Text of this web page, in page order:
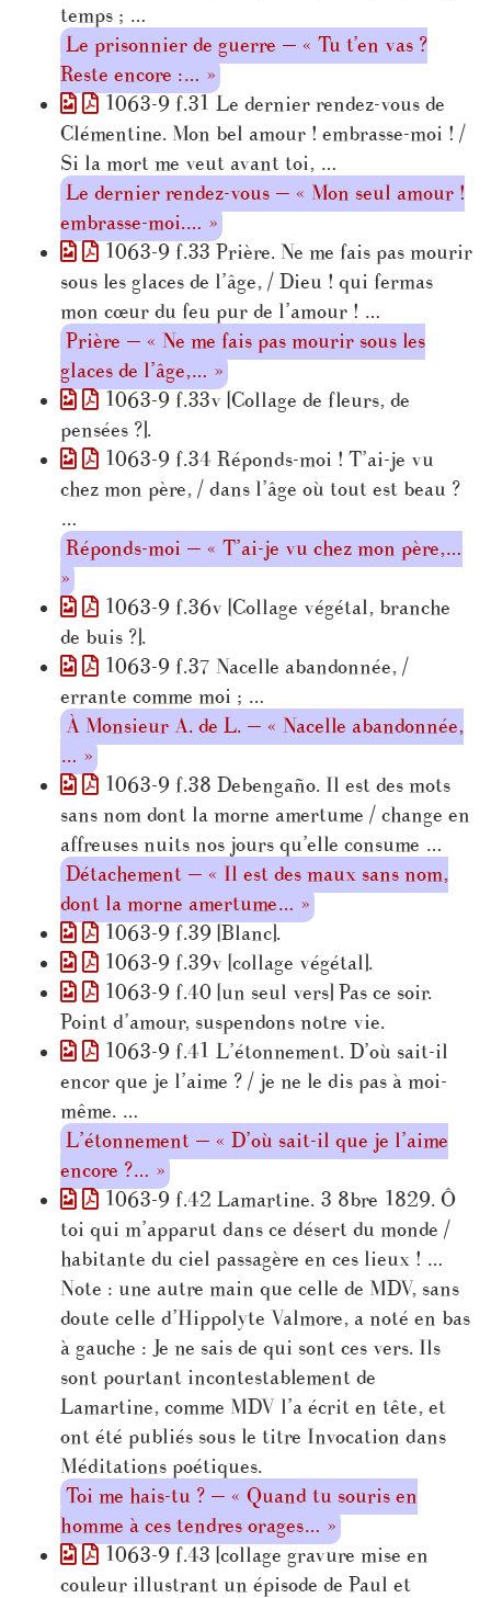
temps ; …
Le prisonnier de guerre — « Tu t’en vas ?
Reste encore :… »
1063-9 f.31 Le dernier rendez-vous de
Clémentine. Mon bel amour ! embrasse-moi ! /
Si la mort me veut avant toi, …
Le dernier rendez-vous — « Mon seul amour !
embrasse-moi.… »
1063-9 f.33 Prière. Ne me fais pas mourir
sous les glaces de l’âge, / Dieu ! qui fermas
mon cœur du feu pur de l’amour ! …
Prière — « Ne me fais pas mourir sous les
glaces de l’âge,… »
1063-9 f.33v [Collage de fleurs, de
pensées ?].
1063-9 f.34 Réponds-moi ! T’ai-je vu
chez mon père, / dans l’âge où tout est beau ?
…
Réponds-moi — « T’ai-je vu chez mon père,…
»
1063-9 f.36v [Collage végétal, branche
de buis ?].
1063-9 f.37 Nacelle abandonnée, /
errante comme moi ; …
À Monsieur A. de L. — « Nacelle abandonnée,
… »
1063-9 f.38 Debengaño. Il est des mots
sans nom dont la morne amertume / change en
affreuses nuits nos jours qu’elle consume …
Détachement — « Il est des maux sans nom,
dont la morne amertume… »
1063-9 f.39 [Blanc].
1063-9 f.39v [collage végétal].
1063-9 f.40 [un seul vers] Pas ce soir.
Point d’amour, suspendons notre vie.
1063-9 f.41 L’étonnement. D’où sait-il
encor que je l’aime ? / je ne le dis pas à moi-
même. …
L’étonnement — « D’où sait-il que je l’aime
encore ?… »
1063-9 f.42 Lamartine. 3 8bre 1829. Ô
toi qui m’apparut dans ce désert du monde /
habitante du ciel passagère en ces lieux ! …
Note : une autre main que celle de MDV, sans
doute celle d’Hippolyte Valmore, a noté en bas
à gauche : Je ne sais de qui sont ces vers. Ils
sont pourtant incontestablement de
Lamartine, comme MDV l’a écrit en tête, et
ont été publiés sous le titre Invocation dans
Méditations poétiques.
Toi me hais-tu ? — « Quand tu souris en
homme à ces tendres orages… »
1063-9 f.43 [collage gravure mise en
couleur illustrant un épisode de Paul et